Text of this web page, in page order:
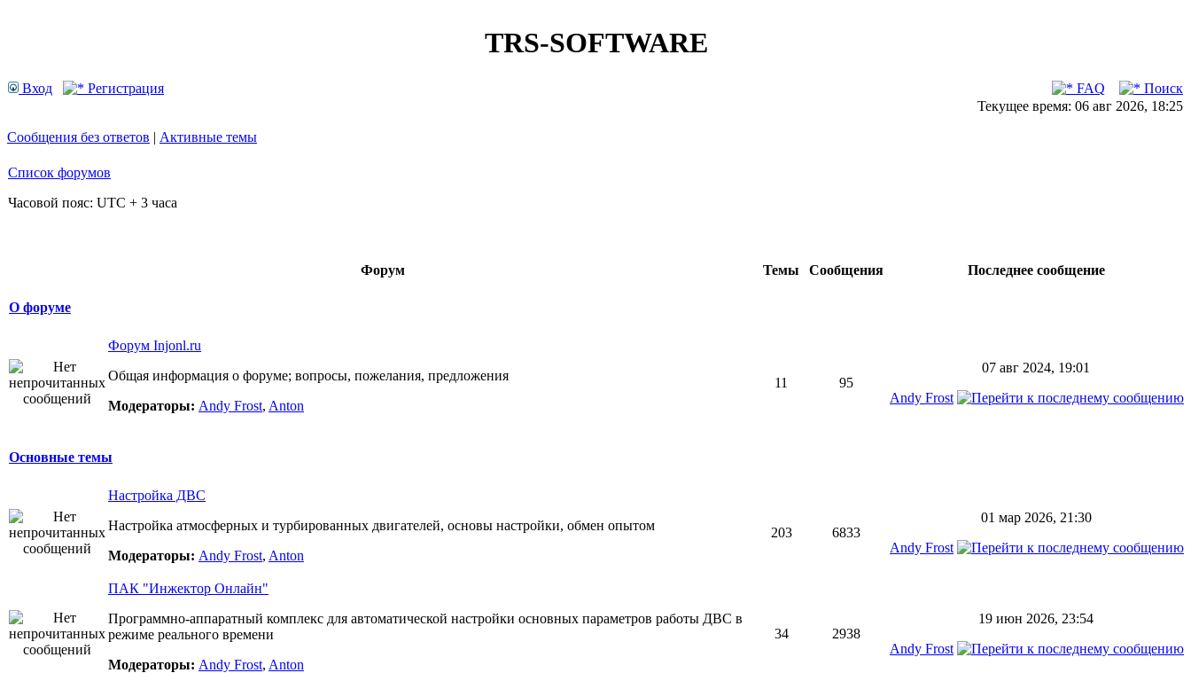
TRS-SOFTWARE
Вход Регистрация FAQ
Поиск
Текущее время: 06 авг 2026, 18:25
Сообщения без ответов | Активные темы
Список форумов
Часовой пояс: UTC + 3 часа
Форум Темы Сообщения Последнее сообщение
О форуме
Форум Injonl.ru
Общая информация о форуме; вопросы, пожелания, предложения
Модераторы: Andy Frost, Anton
11 95
07 авг 2024, 19:01
Andy Frost
Основные темы
Настройка ДВС
Настройка атмосферных и турбированных двигателей, основы настройки, обмен опытом
Модераторы: Andy Frost, Anton
203 6833
01 мар 2026, 21:30
Andy Frost
ПАК "Инжектор Онлайн"
Программно-аппаратный комплекс для автоматической настройки основных параметров работы ДВС в
режиме реального времени
Модераторы: Andy Frost, Anton
34 2938
19 июн 2026, 23:54
Andy Frost